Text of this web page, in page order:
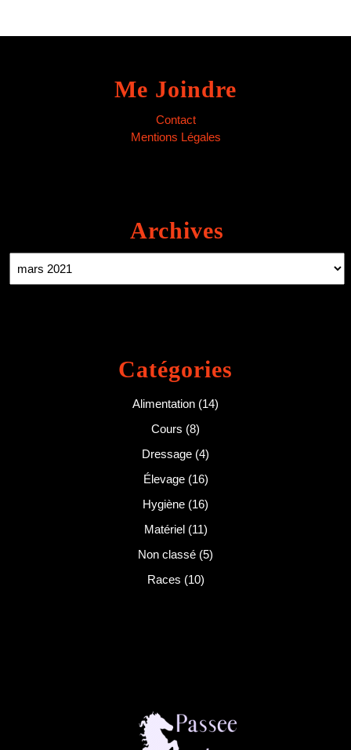
Me Joindre
Contact
Mentions Légales
Archives
Catégories
Alimentation (14)
Cours (8)
Dressage (4)
Élevage(16)
Hygiène (16)
Matériel(11)
Non classé (5)
Races (10)